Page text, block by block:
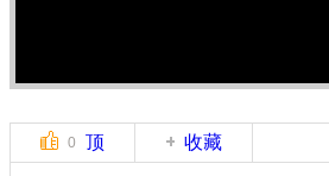
0 顶 收藏